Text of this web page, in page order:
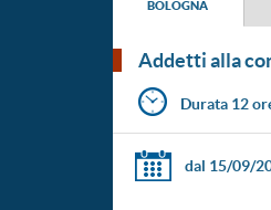
BOLOGNA
addetti alla
Durata 12
dal 15/09/